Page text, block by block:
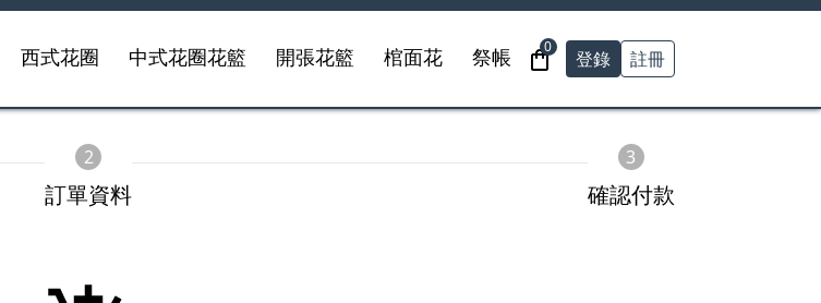
西式花圈 中式花圈花籃 開張花籃 棺面花 祭帳
0
登錄 註冊
2
訂單資料
3
確認付款